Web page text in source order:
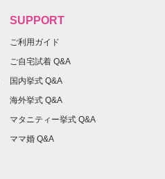
SUPPORT
ご利用ガイド
ご自宅試着 Q&A
国内挙式 Q&A
海外挙式 Q&A
マタニティー挙式 Q&A
ママ婚 Q&A